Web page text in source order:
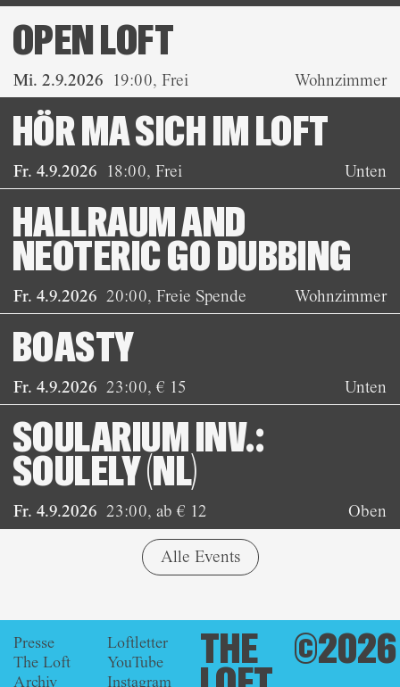
Mi. 2.9.2026 19:00,Frei
OPEN LOFT
Wohnzimmer
Fr. 4.9.2026 18:00,Frei
HÖR MA SICH IM LOFT
Unten
Fr. 4.9.2026 20:00,Freie Spende
HALLRAUM AND
NEOTERIC GO DUBBING
Wohnzimmer
Fr. 4.9.2026 23:00,€ 15
BOASTY
Unten
Fr. 4.9.2026 23:00, ab € 12
SOULARIUM INV.:
SOULELY (NL)
Oben
Alle Events
THE
Presse
The Loft
Archiv
Loftletter
YouTube
Instagram
©2026